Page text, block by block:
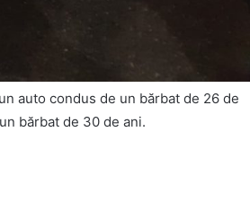
auto condus de un bărbat de 26 de
bărbat de 30 de ani.